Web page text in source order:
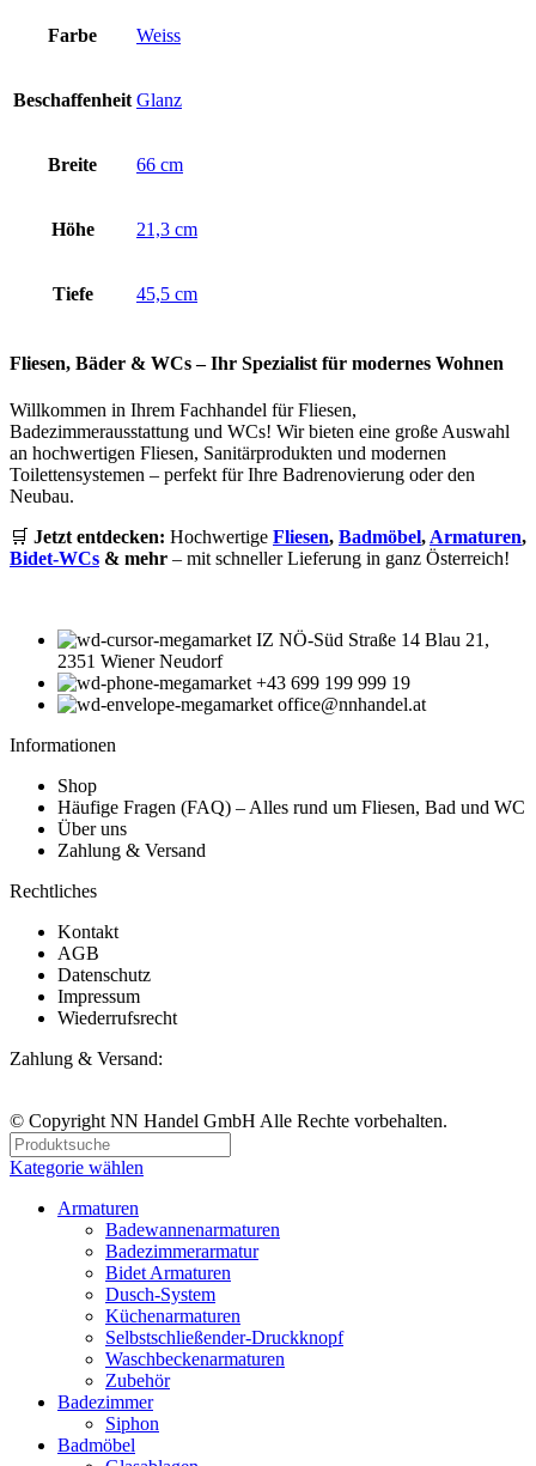
Farbe Weiss
Beschaffenheit Glanz
Breite 66 cm
Höhe 21,3 cm
Tiefe 45,5 cm
Fliesen, Bäder & WCs – Ihr Spezialist für modernes Wohnen
Willkommen in Ihrem Fachhandel für Fliesen,
Badezimmerausstattung und WCs! Wir bieten eine große Auswahl
an hochwertigen Fliesen, Sanitärprodukten und modernen
Toilettensystemen – perfekt für Ihre Badrenovierung oder den
Neubau.
🛒 Jetzt entdecken: Hochwertige Fliesen, Badmöbel, Armaturen,
Bidet-WCs & mehr – mit schneller Lieferung in ganz Österreich!
IZ NÖ-Süd Straße 14 Blau 21,
2351 Wiener Neudorf
+43 699 199 999 19
office@nnhandel.at
Informationen
Shop
Häufige Fragen (FAQ) – Alles rund um Fliesen, Bad und WC
Über uns
Zahlung & Versand
Rechtliches
Kontakt
AGB
Datenschutz
Impressum
Wiederrufsrecht
Zahlung & Versand:
© Copyright NN Handel GmbH Alle Rechte vorbehalten.
Kategorie wählen
Armaturen
Badewannenarmaturen
Badezimmerarmatur
Bidet Armaturen
Dusch-System
Küchenarmaturen
Selbstschließender-Druckknopf
Waschbeckenarmaturen
Zubehör
Badezimmer
Siphon
Badmöbel